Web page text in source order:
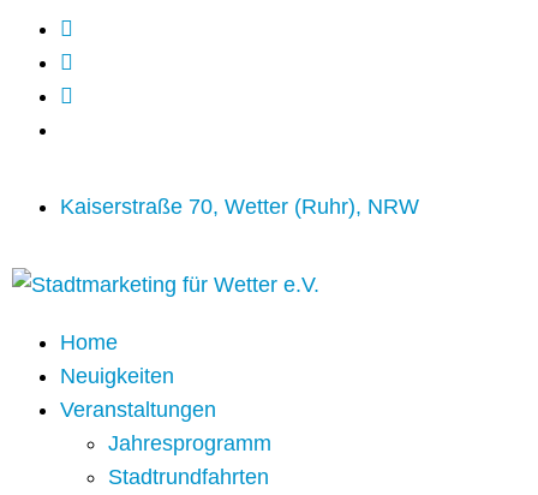
Kaiserstraße 70, Wetter (Ruhr), NRW
Home
Neuigkeiten
Veranstaltungen
Jahresprogramm
Stadtrundfahrten